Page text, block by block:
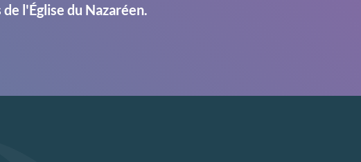
l'Église du Nazaréen.